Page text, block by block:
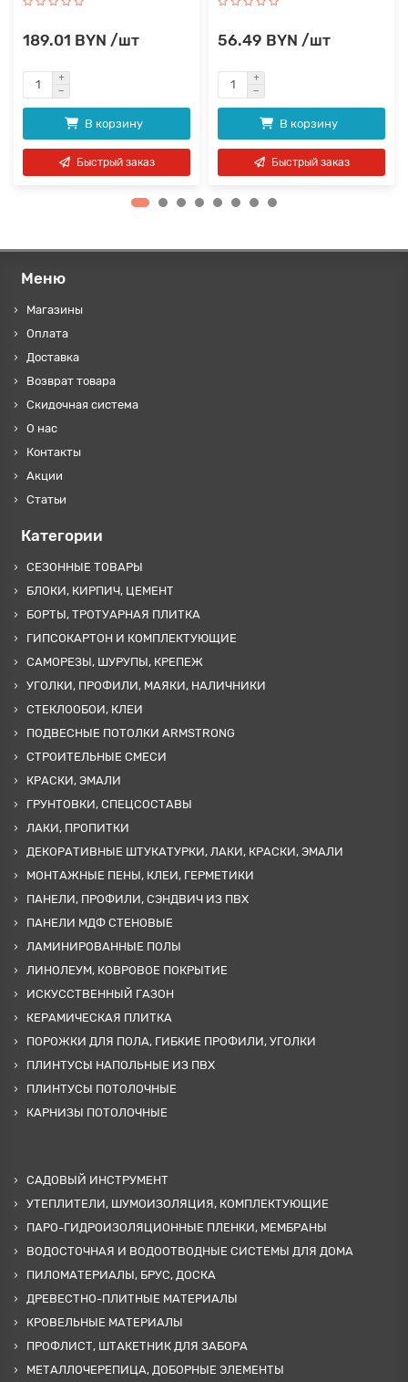
189.01 BYN /шт
В корзину
Быстрый заказ
56.49 BYN /шт
В корзину
Быстрый заказ
Меню
Магазины
Оплата
Доставка
Возврат товара
Скидочная система
О нас
Контакты
Акции
Статьи
Категории
СЕЗОННЫЕ ТОВАРЫ
БЛОКИ, КИРПИЧ, ЦЕМЕНТ
БОРТЫ, ТРОТУАРНАЯ ПЛИТКА
ГИПСОКАРТОН И КОМПЛЕКТУЮЩИЕ
САМОРЕЗЫ, ШУРУПЫ, КРЕПЕЖ
УГОЛКИ, ПРОФИЛИ, МАЯКИ, НАЛИЧНИКИ
СТЕКЛООБОИ, КЛЕИ
ПОДВЕСНЫЕ ПОТОЛКИ ARMSTRONG
СТРОИТЕЛЬНЫЕ СМЕСИ
КРАСКИ, ЭМАЛИ
ГРУНТОВКИ, СПЕЦСОСТАВЫ
ЛАКИ, ПРОПИТКИ
ДЕКОРАТИВНЫЕ ШТУКАТУРКИ, ЛАКИ, КРАСКИ, ЭМАЛИ
МОНТАЖНЫЕ ПЕНЫ, КЛЕИ, ГЕРМЕТИКИ
ПАНЕЛИ, ПРОФИЛИ, СЭНДВИЧ ИЗ ПВХ
ПАНЕЛИ МДФ СТЕНОВЫЕ
ЛАМИНИРОВАННЫЕ ПОЛЫ
ЛИНОЛЕУМ, КОВРОВОЕ ПОКРЫТИЕ
ИСКУССТВЕННЫЙ ГАЗОН
КЕРАМИЧЕСКАЯ ПЛИТКА
ПОРОЖКИ ДЛЯ ПОЛА, ГИБКИЕ ПРОФИЛИ, УГОЛКИ
ПЛИНТУСЫ НАПОЛЬНЫЕ ИЗ ПВХ
ПЛИНТУСЫ ПОТОЛОЧНЫЕ
КАРНИЗЫ ПОТОЛОЧНЫЕ
САДОВЫЙ ИНСТРУМЕНТ
УТЕПЛИТЕЛИ, ШУМОИЗОЛЯЦИЯ, КОМПЛЕКТУЮЩИЕ
ПАРО-ГИДРОИЗОЛЯЦИОННЫЕ ПЛЕНКИ, МЕМБРАНЫ
ВОДОСТОЧНАЯ И ВОДООТВОДНЫЕ СИСТЕМЫ ДЛЯ ДОМА
ПИЛОМАТЕРИАЛЫ, БРУС, ДОСКА
ДРЕВЕСТНО-ПЛИТНЫЕ МАТЕРИАЛЫ
КРОВЕЛЬНЫЕ МАТЕРИАЛЫ
ПРОФЛИСТ, ШТАКЕТНИК ДЛЯ ЗАБОРА
МЕТАЛЛОЧЕРЕПИЦА, ДОБОРНЫЕ ЭЛЕМЕНТЫ